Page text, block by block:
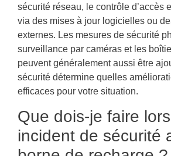
sécurité réseau, le contrôle d’accès
via des mises à jour logicielles ou
externes. Les mesures de sécurité
surveillance par caméras et les
peuvent généralement aussi être
sécurité détermine quelles
efficaces pour votre situation.
Que dois-je faire
incident de sécurité